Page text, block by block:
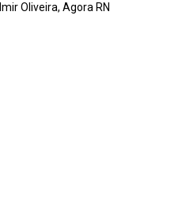
Oliveira, Agora RN